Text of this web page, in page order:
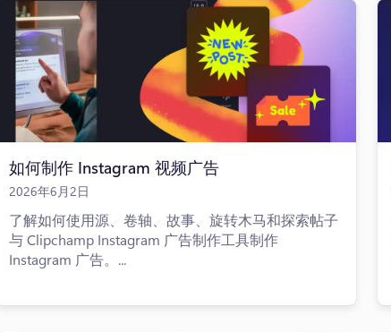
如何制作 Instagram 视频广告
2026年6月2日
了解如何使用源、卷轴、故事、旋转木马和探索帖子
与 Clipchamp Instagram 广告制作工具制作
Instagram 广告。...